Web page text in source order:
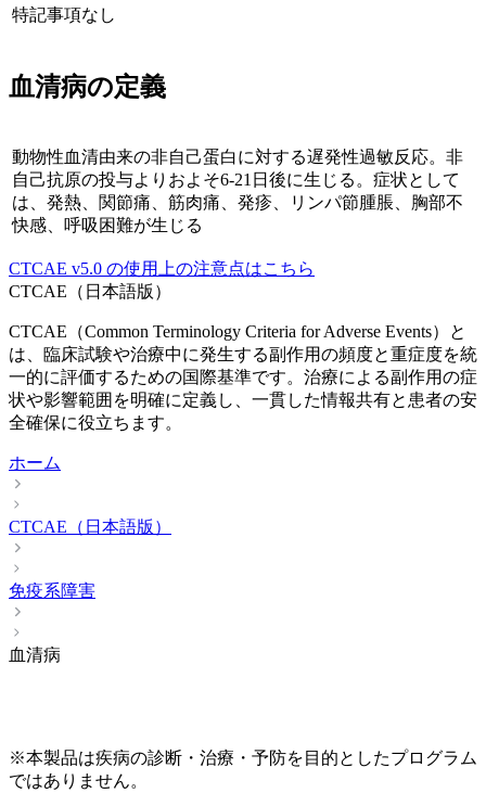
特記事項なし
血清病の定義
動物性血清由来の非自己蛋白に対する遅発性過敏反応。非
自己抗原の投与よりおよそ6-21日後に生じる。症状として
は、発熱、関節痛、筋肉痛、発疹、リンパ節腫脹、胸部不
快感、呼吸困難が生じる
CTCAE v5.0 の使用上の注意点はこちら
CTCAE（日本語版）
CTCAE（Common Terminology Criteria for Adverse Events）と
は、臨床試験や治療中に発生する副作用の頻度と重症度を統
一的に評価するための国際基準です。治療による副作用の症
状や影響範囲を明確に定義し、一貫した情報共有と患者の安
全確保に役立ちます。
ホーム
CTCAE（日本語版）
免疫系障害
血清病
※本製品は疾病の診断・治療・予防を目的としたプログラム
ではありません。